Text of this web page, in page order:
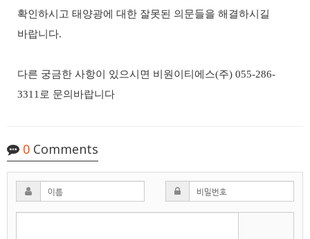
확인하시고 태양광에 대한 잘못된 의문들을 해결하시길
바랍니다.
다른 궁금한 사항이 있으시면 비원이티에스(주) 055-286-
3311로 문의바랍니다
0 Comments